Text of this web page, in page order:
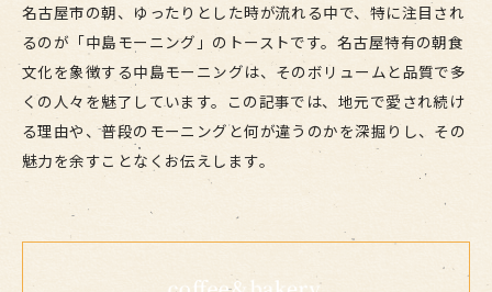
名古屋市の朝、ゆったりとした時が流れる中で、特に注目され
るのが「中島モーニング」のトーストです。名古屋特有の朝食
文化を象徴する中島モーニングは、そのボリュームと品質で多
くの人々を魅了しています。この記事では、地元で愛され続け
る理由や、普段のモーニングと何が違うのかを深掘りし、その
魅力を余すことなくお伝えします。